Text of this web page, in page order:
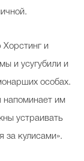
Хорстинг и
и усугубили и
особах.
напоминает им
устраивать
за кулисами».